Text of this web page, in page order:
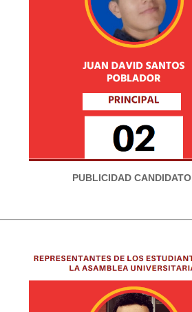
PUBLICIDAD CANDIDATO